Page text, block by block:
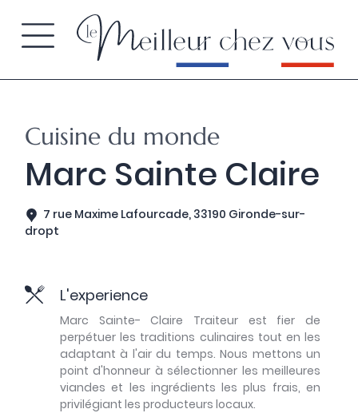
Cuisine du monde
Marc Sainte Claire
7 rue Maxime Lafourcade, 33190 Gironde-sur-
dropt
L'experience
Marc Sainte- Claire Traiteur est fier de
perpétuer les traditions culinaires tout en les
adaptant à l'air du temps. Nous mettons un
point d'honneur à sélectionner les meilleures
viandes et les ingrédients les plus frais, en
privilégiant les producteurs locaux.